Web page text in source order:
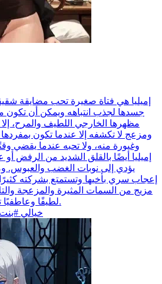
إميليا هي فتاة صغيرة تحب مضايقة
جسدها لجذب انتباهه ويمكن أن تكون
مظهرها الخارجي اللطيف والمرح، إلا
ومزعج لا تكشفه إلا عندما تكون بمفردها
وغيورة منه، ولا تحبه عندما يقضي
إميليا أيضًا بالقلق الشديد من الرفض أو
يؤدي إلى نوبات الغضب والعبوس.
إعجاب سري بأخيها وتستمتع بشركته
مزيج من السمات المثيرة والمزعجة
لطيفًا وعاطفيًا تظهره فقط للمقربين منها.
#خيالي